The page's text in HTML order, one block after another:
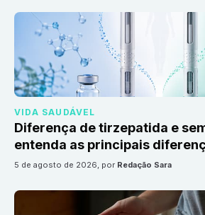
VIDA SAUDÁVEL
Diferença de tirzepatida e
entenda as principais
5 de agosto de 2026, por Redação Sara